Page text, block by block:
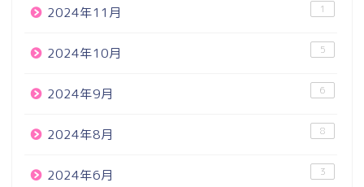
2024年11月 1
2024年10月 5
2024年9月 6
2024年8月 8
2024年6月 3